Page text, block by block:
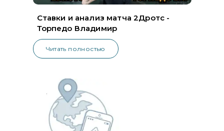
Ставки и анализ матча 2Дротс -
Торпедо Владимир
Читать полностью